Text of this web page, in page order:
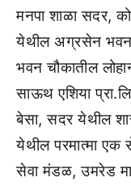
मनपा शाळा सदर,
येथील अग्रसेन भवन,
भवन चौकातील
साऊथ एशिया
बेसा, सदर येथील
येथील परमात्मा एक
सेवा मंडळ, उमरेड